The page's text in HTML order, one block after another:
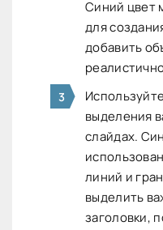
Синий цвет
для
добавить
выделения
слайдах.
линий и
выделить
заголовки,